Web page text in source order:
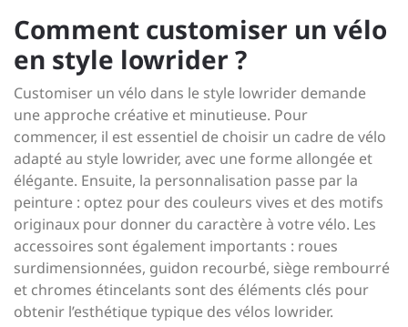
Comment customiser un vélo
en style lowrider ?
Customiser un vélo dans le style lowrider demande
une approche créative et minutieuse. Pour
commencer, il est essentiel de choisir un cadre de vélo
adapté au style lowrider, avec une forme allongée et
élégante. Ensuite, la personnalisation passe par la
peinture : optez pour des couleurs vives et des motifs
originaux pour donner du caractère à votre vélo. Les
accessoires sont également importants : roues
surdimensionnées, guidon recourbé, siège rembourré
et chromes étincelants sont des éléments clés pour
obtenir l’esthétique typique des vélos lowrider.